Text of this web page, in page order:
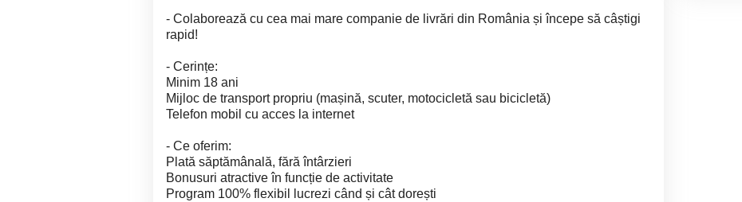
- Colaborează cu cea mai mare companie de livrări din România și începe să câștigi
rapid!
- Cerințe:
Minim 18 ani
Mijloc de transport propriu (mașină, scuter, motocicletă sau bicicletă)
Telefon mobil cu acces la internet
- Ce oferim:
Plată săptămânală, fără întârzieri
Bonusuri atractive în funcție de activitate
Program 100% flexibil lucrezi când și cât dorești